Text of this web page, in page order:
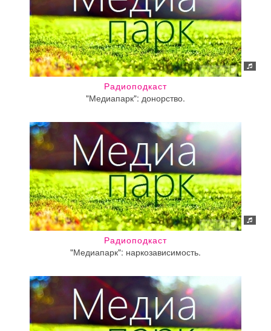
Радиоподкаст
"Медиапарк": донорство.
Радиоподкаст
"Медиапарк": наркозависимость.